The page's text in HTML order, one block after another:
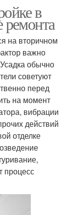
в
ремонта
на вторичном
важно
обычно
советуют
перед
на момент
вибрации
действий
отделке
процесс